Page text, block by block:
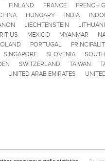
FINLAND FRANCE FRENCH
HUNGARY INDIA
LIECHTENSTEIN
MEXICO MYANMAR
PORTUGAL
SINGAPORE SLOVENIA
SWITZERLAND TAIWAN
UNITED ARAB EMIRATES